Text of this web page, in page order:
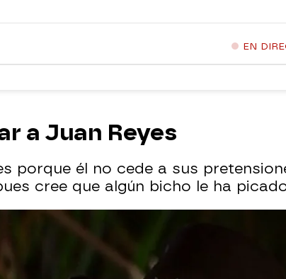
EN
a Juan Reyes
porque él no cede a sus
cree que algún bicho le ha